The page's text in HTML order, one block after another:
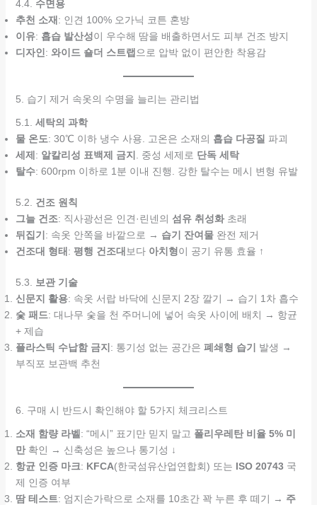
4.4. 수면용
추천 소재 : 인견 100% 오가닉 코튼 혼방
이유: 흡습 발산성이 우수해 땀을 배출하면서도 피부 건조 방지
디자인 : 와이드 숄더 스트랩 으로 압박 없이 편안한 착용감
5. 습기 제거 속옷의 수명을 늘리는 관리법
5.1. 세탁의 과학
물 온도: 30℃ 이하 냉수 사용. 고온은 소재의 흡습 다공질 파괴
세제 : 알칼리성 표백제 금지 . 중성 세제로 단독 세탁
탈수: 600rpm 이하로 1분 이내 진행. 강한 탈수는 메시 변형 유발
5.2. 건조 원칙
그늘 건조: 직사광선은 인견·린넨의 섬유 취성화초래
뒤집기 : 속옷 안쪽을 바깥으로 → 습기 잔여물완전 제거
건조대 형태 : 평행 건조대 보다 아치형이 공기 유통 효율 ↑
5.3.
보관 기술
신문지 활용: 속옷 서랍 바닥에 신문지 2장 깔기 → 습기 1차 흡수
숯 패드: 대나무 숯을 천 주머니에 넣어 속옷 사이에 배치 → 항균
+ 제습
플라스틱 수납함 금지 : 통기성 없는 공간은 폐쇄형 습기
발생 →
부직포 보관백 추천
6. 구매 시 반드시 확인해야 할 5가지 체크리스트
소재 함량 라벨 : “메시” 표기만 믿지 말고 폴리우레탄 비율 5% 미
만확인 → 신축성은 높으나 통기성 ↓
항균 인증 마크: KFCA(한국섬유산업연합회) 또는 ISO 20743국
제 인증 여부
땀 테스트: 엄지손가락으로 소재를 10초간 꽉 누른 후 떼기 → 주